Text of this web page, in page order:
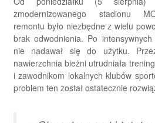
zmodernizowanego stadionu
remontu było niezbędne z wielu
brak odwodnienia. Po
nie nadawał się do użytku.
nawierzchnia bieżni utrudniała
i zawodnikom lokalnych klubów
problem ten został ostatecznie